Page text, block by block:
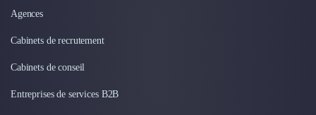
Agences
Cabinets de recrutement
Cabinets de conseil
Entreprises de services B2B